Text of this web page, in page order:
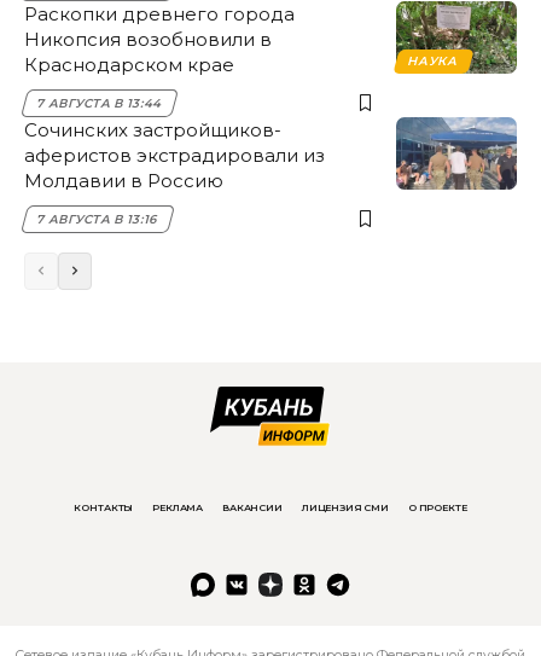
НАУКА
Раскопки древнего города
Никопсия возобновили в
Краснодарском крае
7 АВГУСТА В 13:44
Сочинских застройщиков-
аферистов экстрадировали из
Молдавии в Россию
7 АВГУСТА В 13:16
КОНТАКТЫ РЕКЛАМА ВАКАНСИИ ЛИЦЕНЗИЯ СМИ О ПРОЕКТЕ